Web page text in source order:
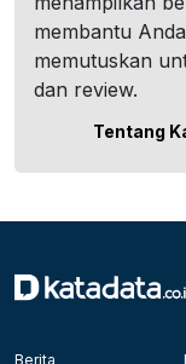
membantu
memutuskan
dan review.
Tentang
Berita